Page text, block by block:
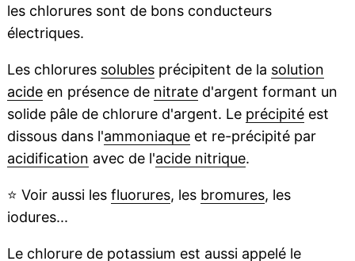
les chlorures sont de bons conducteurs
électriques.
Les chlorures solublesprécipitent de la solution
acideen présence de nitrated'argent formant un
solide pâle de chlorure d'argent. Le précipitéest
dissous dans l'ammoniaqueet re-précipité par
acidification avec de l'acide nitrique.
⭐ Voir aussi les fluorures, les bromures, les
iodures...
Le chlorure de potassium est aussi appelé le